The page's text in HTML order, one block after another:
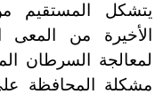
يتشكل المستقيم
الأخيرة من المعى
لمعالجة السرطان
مشكلة المحافظة